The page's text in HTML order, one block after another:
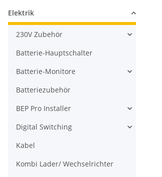
Elektrik
230V Zubehör
Batterie-Hauptschalter
Batterie-Monitore
Batteriezubehör
BEP Pro Installer
Digital Switching
Kabel
Kombi Lader/ Wechselrichter